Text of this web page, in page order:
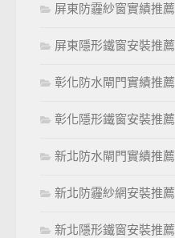
屏東防霾紗窗實績推薦
屏東隱形鐵窗安裝推薦
彰化防水閘門實績推薦
彰化隱形鐵窗安裝推薦
新北防水閘門實績推薦
新北防霾紗網安裝推薦
新北隱形鐵窗安裝推薦